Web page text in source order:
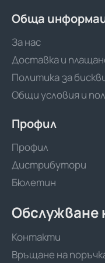
Обща
За нас
Доставка и
Политика за
Общи условия и
Профил
Профил
Дистрибутори
Бюлетин
Обслужване
Контакти
Връщане на